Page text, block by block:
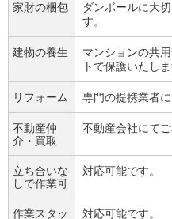
家財の梱包
ダンボールに大
す。
建物の養生
マンションの共
トで保護いたしま
リフォーム 専門の提携業者に
不動産仲
介・買取
不動産会社にてご
立ち合いな
しで作業可
対応可能です。
作業スタッ
対応可能です。